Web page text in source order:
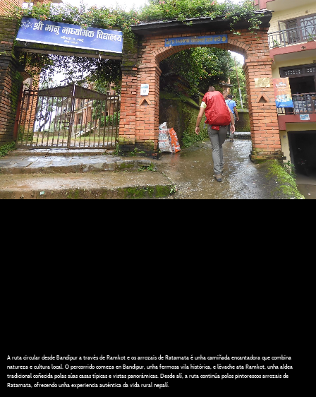
A ruta circular desde Bandipur a través de Ramkot e os arrozais de Ratamata é unha camiñada encantadora que combina
natureza e cultura local. O percorrido comeza en Bandipur, unha fermosa vila histórica, e lévache ata Ramkot, unha aldea
tradicional coñecida polas súas casas típicas e vistas panorámicas. Desde alí, a ruta continúa polos pintorescos arrozais de
Ratamata, ofrecendo unha experiencia auténtica da vida rural nepalí.